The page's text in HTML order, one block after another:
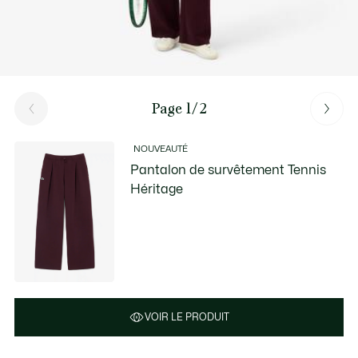
Page 1/2
NOUVEAUTÉ
Pantalon de survêtement Tennis
Héritage
VOIR LE PRODUIT